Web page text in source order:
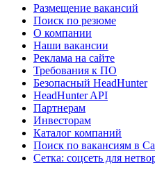
Размещение вакансий
Поиск по резюме
О компании
Наши вакансии
Реклама на сайте
Требования к ПО
Безопасный HeadHunter
HeadHunter API
Партнерам
Инвесторам
Каталог компаний
Поиск по вакансиям в
Сетка: соцсеть для